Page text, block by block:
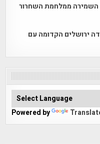
השמירה ממלחמת השחרור
ירושלים הקדומה עם
Powered by